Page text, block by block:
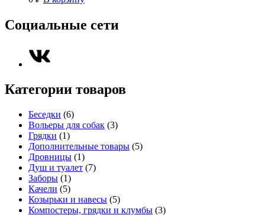
Социальные сети
Категории товаров
Беседки (6)
Вольеры для собак (3)
Грядки (1)
Дополнительные товары (5)
Дровницы (1)
Душ и туалет (7)
Заборы (1)
Качели (5)
Козырьки и навесы (5)
Компостеры, грядки и клумбы (3)